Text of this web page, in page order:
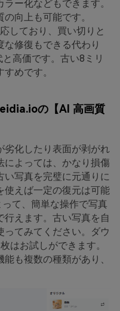
ー化などもできます。
向上も可能です。
しており、買い切りと
修復もできる代わり
高価です。古い8ミリ
めです。
の【AI 高画質
劣化したり表面が剥がれ
によっては、かなり損傷
い写真を完璧に元通りに
使えば一定の復元は可能
て、簡単な操作で写真
えます。古い写真を自
てみてください。ダウ
はお試しができます。
も複数の種類があり、